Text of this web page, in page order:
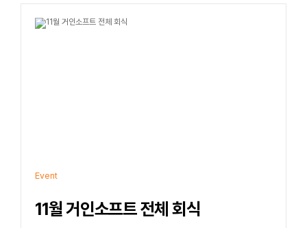
Event
11월 거인소프트 전체 회식